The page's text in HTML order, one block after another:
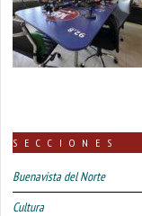
SECCIONES
Buenavista del Norte
Cultura